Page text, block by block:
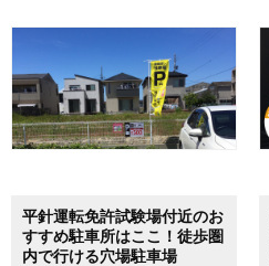
平針運転免許試験場付近のお
すすめ駐車所はここ！徒歩圏
内で行ける穴場駐車場